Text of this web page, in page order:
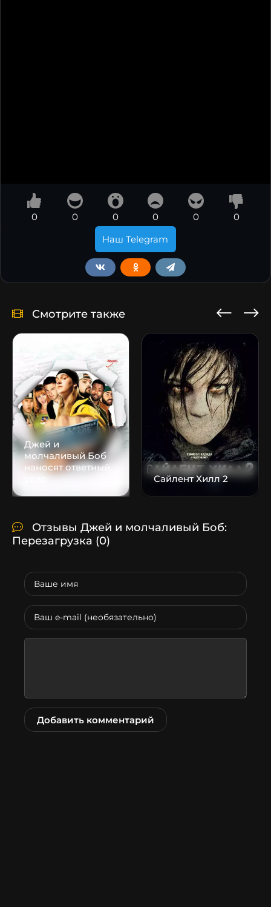
0 0 0 0 0
0
Наш Telegram
Смотрите также
Джей и
молчаливый Боб
наносят ответный
удар
Сайлент Хилл 2
Отзывы Джей и молчаливый Боб:
Перезагрузка (0)
Добавить комментарий